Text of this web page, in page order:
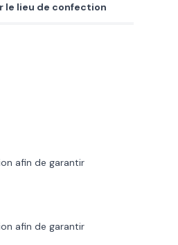
le lieu de confection
afin de garantir
afin de garantir